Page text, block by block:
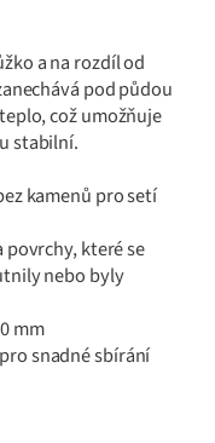
a na rozdíl od
pod půdou
což umožňuje
stabilní.
kamenů pro setí
které se
nebo byly
mm
snadné sbírání